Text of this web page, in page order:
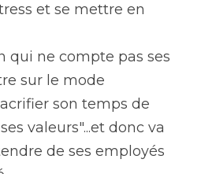
et se mettre en
qui ne compte pas ses
sur le mode
son temps de
valeurs"...et donc va
de ses employés